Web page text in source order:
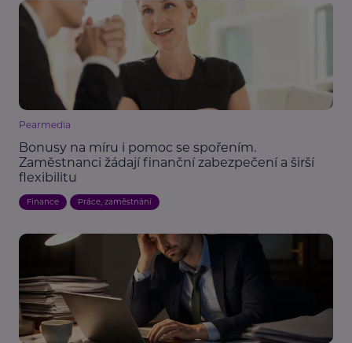
Pearmedia
Bonusy na míru i pomoc se spořením.
Zaměstnanci žádají finanční zabezpečení a širší
flexibilitu
Finance Práce, zaměstnání